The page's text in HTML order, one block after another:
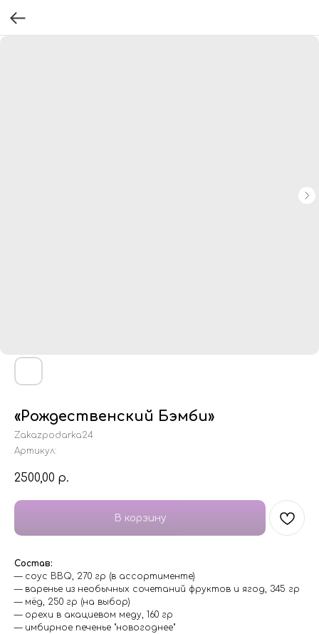
«Рождественский Бэмби»
Zakazpodarka24
Артикул:
2500,00 р.
В корзину
Состав:
— соус BBQ, 270 гр (в ассортименте)
— варенье из необычных сочетаний фруктов и ягод, 345 гр
— мёд, 250 гр (на выбор)
— орехи в акациевом меду, 160 гр
— имбирное печенье "новогоднее"